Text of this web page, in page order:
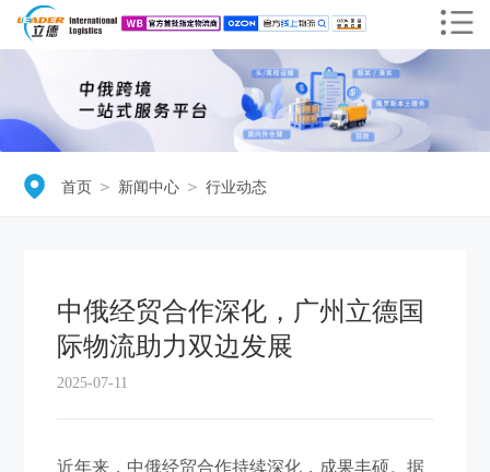
首页 ＞ 新闻中心 ＞ 行业动态
中俄经贸合作深化，广州立德国
际物流助力双边发展
2025-07-11
近年来，中俄经贸合作持续深化，成果丰硕。据